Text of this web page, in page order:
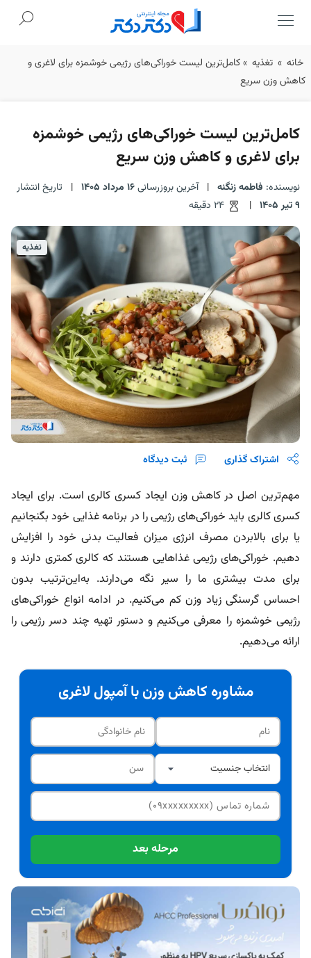
Skip
to
خانه » تغذیه »کامل‌ترین لیست خوراکی‌های رژیمی خوشمزه برای لاغری و
کاهش وزن سریع
کامل‌ترین لیست خوراکی‌های رژیمی خوشمزه
برای لاغری و کاهش وزن سریع
نویسنده: فاطمه زنگنه | آخرین بروزرسانی16 مرداد 1405 |
تاریخ انتشار
9 تیر 1405
|
تغذیه
اشتراک گذاری ثبت دیدگاه
مهم‌ترین اصل در کاهش وزن ایجاد کسری کالری است. برای ایجاد
کسری کالری باید خوراکی‌های رژیمی را در برنامه غذایی خود بگنجانیم
یا برای بالابردن مصرف انرژی میزان فعالیت بدنی خود را افزایش
دهیم. خوراکی‌های رژیمی غذاهایی هستند که کالری کمتری دارند و
برای مدت بیشتری ما را سیر نگه می‌دارند. به‌این‌ترتیب بدون
احساس گرسنگی زیاد وزن کم می‌کنیم. در ادامه انواع خوراکی‌های
رژیمی خوشمزه را معرفی می‌کنیم و دستور تهیه چند دسر رژیمی را
ارائه می‌دهیم.
مشاوره کاهش وزن با آمپول لاغری
مرحله بعد